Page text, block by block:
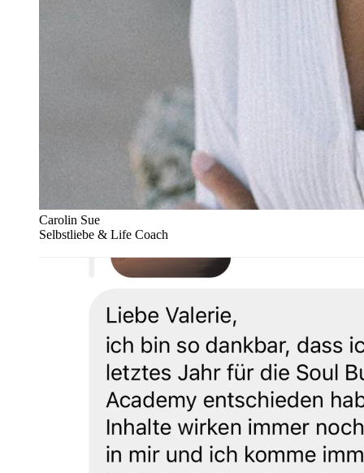
Carolin Sue
Selbstliebe & Life Coach